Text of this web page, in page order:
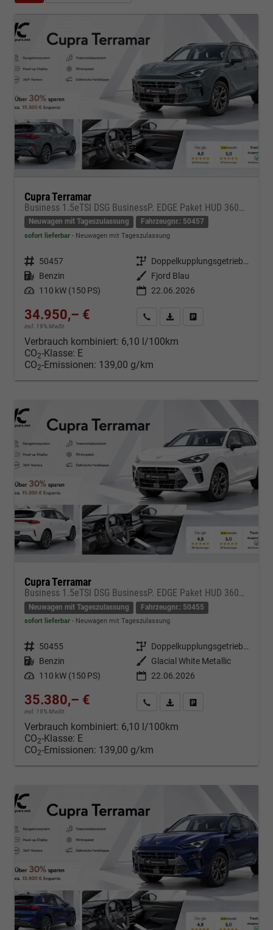
Cupra Terramar
Business 1.5eTSI DSG BusinessP. EDGE Paket HUD 360Cam- DIGITAL DRIVE - INTELLIGENT L Gepäcktrennnetz
Neuwagen mit Tageszulassung Fahrzeugnr.: 50457
sofort lieferbar Neuwagen mit Tageszulassung
Fahrzeugnr. 50457 Getriebe
Doppelkupplungsgetriebe (DSG)
Kraftstoff Benzin Außenfarbe
Fjord Blau
Leistung 110 kW (150 PS) 22.06.2026
34.950,– €
incl. 19% MwSt.
Kontakt & Angebot anfordern
PDF-Datei, Fahrzeugexposé
Verbrauch kombiniert: 6,10 l/100km
CO2-Klasse: E
CO2-Emissionen: 139,00 g/km
Cupra Terramar
Business 1.5eTSI DSG BusinessP. EDGE Paket HUD 360Cam- DIGITAL DRIVE - INTELLIGENT L Gepäcktrennnetz
Neuwagen mit Tageszulassung Fahrzeugnr.: 50455
sofort lieferbar Neuwagen mit Tageszulassung
Fahrzeugnr. 50455 Getriebe
Doppelkupplungsgetriebe (DSG)
Kraftstoff Benzin Außenfarbe
Glacial White Metallic
Leistung 110 kW (150 PS) 22.06.2026
35.380,– €
incl. 19% MwSt.
Kontakt & Angebot anfordern
PDF-Datei, Fahrzeugexposé
Verbrauch kombiniert: 6,10 l/100km
CO2-Klasse: E
CO2-Emissionen: 139,00 g/km